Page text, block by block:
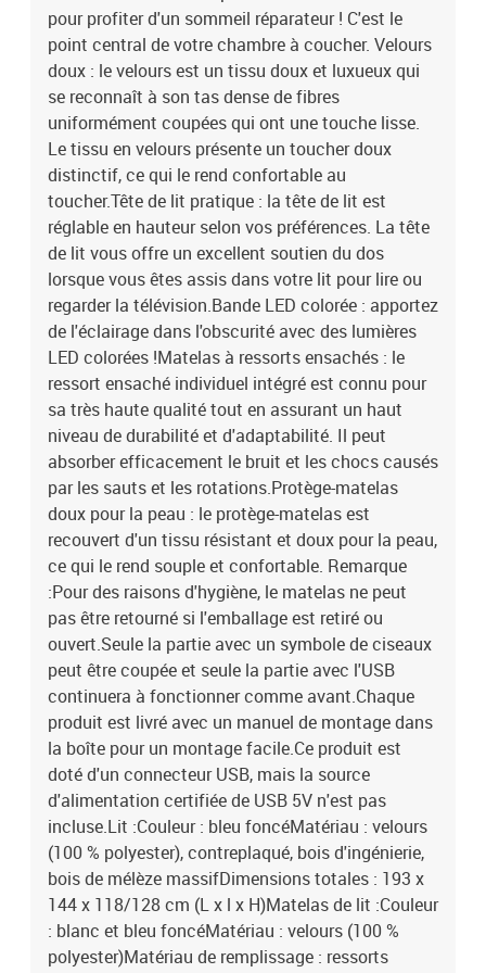
les rotations.Protège-matelas doux pour la peau : le protège-
matelas est recouvert d'un tissu résistant et doux pour la peau, ce
qui le rend souple et confortable. Remarque :Pour des raisons
d'hygiène, le matelas ne peut pas être retourné si l'emballage est
retiré ou ouvert.Seule la partie avec un symbole de ciseaux peut
être coupée et seule la partie avec l'USB continuera à fonctionner
comme avant.Chaque produit est livré avec un manuel de montage
dans la boîte pour un montage facile.Ce produit est doté d'un
connecteur USB, mais la source d'alimentation certifiée de USB 5V
n'est pas incluse.Lit :Couleur : bleu foncéMatériau : velours (100 %
polyester), contreplaqué, bois d'ingénierie, bois de mélèze
massifDimensions totales : 193 x 144 x 118/128 cm (L x l x
H)Matelas de lit :Couleur : blanc et bleu foncéMatériau : velours
(100 % polyester)Matériau de remplissage : ressorts ensachés,
mousseDimensions : 140 x 190 x 20 cm (l x L x H)Surmatelas de lit
:Couleur : blancMatériau du sur-matelas : tissu (100 %
polyester)Matériau de remplissage : mousseDimensions : 140 x
190 x 5 cm (l x L x H)Bande LED :Longueur (chacune) : 55
cmTension : c.c. 5 VLongueur du câble USB : 150 cmLongueur du
câble d'alimentation : 30 cmIndice IP : IP65Avec symbole de coupe
à ciseauxLa livraison contient :1 x cadre de lit1 x tête de lit1 x
matelas1 x surmatelas2 x bande à LED
pour profiter d'un sommeil réparateur ! C'est le
point central de votre chambre à coucher. Velours
doux : le velours est un tissu doux et luxueux qui
se reconnaît à son tas dense de fibres
uniformément coupées qui ont une touche lisse.
Le tissu en velours présente un toucher doux
distinctif, ce qui le rend confortable au
toucher.Tête de lit pratique : la tête de lit est
réglable en hauteur selon vos préférences. La tête
de lit vous offre un excellent soutien du dos
lorsque vous êtes assis dans votre lit pour lire ou
regarder la télévision.Bande LED colorée : apportez
de l'éclairage dans l'obscurité avec des lumières
LED colorées !Matelas à ressorts ensachés : le
ressort ensaché individuel intégré est connu pour
sa très haute qualité tout en assurant un haut
niveau de durabilité et d'adaptabilité. Il peut
absorber efficacement le bruit et les chocs causés
par les sauts et les rotations.Protège-matelas
doux pour la peau : le protège-matelas est
recouvert d'un tissu résistant et doux pour la peau,
ce qui le rend souple et confortable. Remarque
:Pour des raisons d'hygiène, le matelas ne peut
pas être retourné si l'emballage est retiré ou
ouvert.Seule la partie avec un symbole de ciseaux
peut être coupée et seule la partie avec l'USB
continuera à fonctionner comme avant.Chaque
produit est livré avec un manuel de montage dans
la boîte pour un montage facile.Ce produit est
doté d'un connecteur USB, mais la source
d'alimentation certifiée de USB 5V n'est pas
incluse.Lit :Couleur : bleu foncéMatériau : velours
(100 % polyester), contreplaqué, bois d'ingénierie,
bois de mélèze massifDimensions totales : 193 x
144 x 118/128 cm (L x l x H)Matelas de lit :Couleur
: blanc et bleu foncéMatériau : velours (100 %
polyester)Matériau de remplissage : ressorts